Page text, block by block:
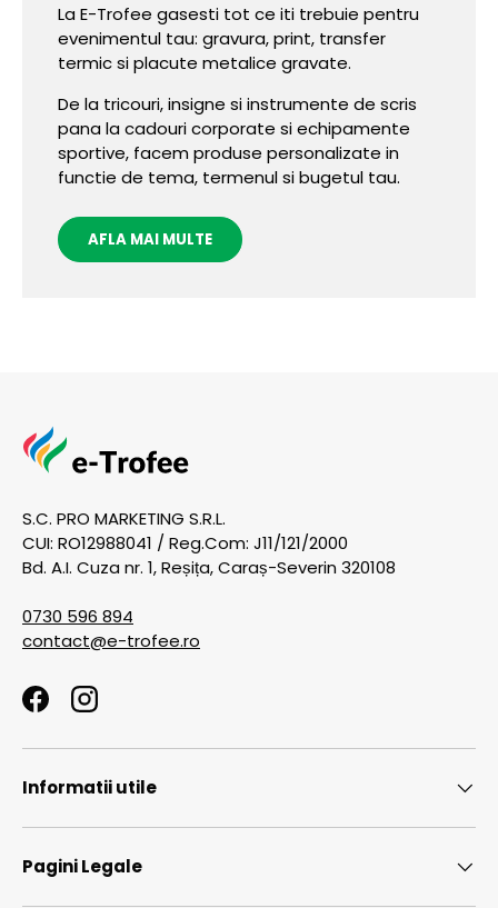
La E-Trofee gasesti tot ce iti trebuie pentru
evenimentul tau: gravura, print, transfer
termic si placute metalice gravate.
De la tricouri, insigne si instrumente de scris
pana la cadouri corporate si echipamente
sportive, facem produse personalizate in
functie de tema, termenul si bugetul tau.
AFLA MAI MULTE
S.C. PRO MARKETING S.R.L.
CUI: RO12988041 / Reg.Com: J11/121/2000
Bd. A.I. Cuza nr. 1, Reșița, Caraș-Severin 320108
0730 596 894
contact@e-trofee.ro
FacebookInstagram
Informatii utile
Pagini Legale